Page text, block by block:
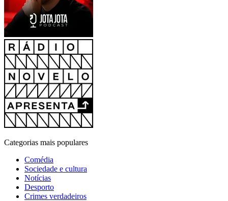
Categorias mais populares
Comédia
Sociedade e cultura
Notícias
Desporto
Crimes verdadeiros